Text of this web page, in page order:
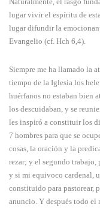
lugar vivir el espíritu de
lugar difundir la
Evangelio (cf. Hch 6,4).
Siempre me ha llamado la
tiempo de la Iglesia los
huérfanos no estaban bien
los descuidaban, y se
les inspiró a constituir los
7 hombres para que se
cosas, la oración y la
rezar; y el segundo
y si mi equivoco cardenal,
constituido para pastorear,
anuncio. Y después todo el